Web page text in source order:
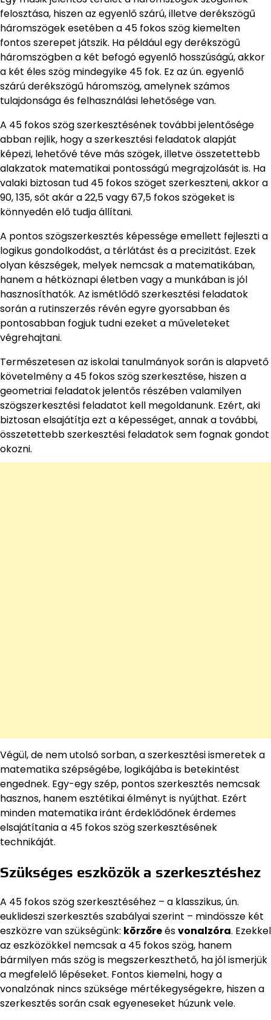
felosztása, hiszen az egyenlő szárú, illetve derékszögű
háromszögek esetében a 45 fokos szög kiemelten
fontos szerepet játszik. Ha például egy derékszögű
háromszögben a két befogó egyenlő hosszúságú, akkor
a két éles szög mindegyike 45 fok. Ez az ún. egyenlő
szárú derékszögű háromszög, amelynek számos
tulajdonsága és felhasználási lehetősége van.
A 45 fokos szög szerkesztésének további jelentősége
abban rejlik, hogy a szerkesztési feladatok alapját
képezi, lehetővé téve más szögek, illetve összetettebb
alakzatok matematikai pontosságú megrajzolását is. Ha
valaki biztosan tud 45 fokos szöget szerkeszteni, akkor a
90, 135, sőt akár a 22,5 vagy 67,5 fokos szögeket is
könnyedén elő tudja állítani.
A pontos szögszerkesztés képessége emellett fejleszti a
logikus gondolkodást, a térlátást és a precizitást. Ezek
olyan készségek, melyek nemcsak a matematikában,
hanem a hétköznapi életben vagy a munkában is jól
hasznosíthatók. Az ismétlődő szerkesztési feladatok
során a rutinszerzés révén egyre gyorsabban és
pontosabban fogjuk tudni ezeket a műveleteket
végrehajtani.
Természetesen az iskolai tanulmányok során is alapvető
követelmény a 45 fokos szög szerkesztése, hiszen a
geometriai feladatok jelentős részében valamilyen
szögszerkesztési feladatot kell megoldanunk. Ezért, aki
biztosan elsajátítja ezt a képességet, annak a további,
összetettebb szerkesztési feladatok sem fognak gondot
okozni.
Végül, de nem utolsó sorban, a szerkesztési ismeretek a
matematika szépségébe, logikájába is betekintést
engednek. Egy-egy szép, pontos szerkesztés nemcsak
hasznos, hanem esztétikai élményt is nyújthat. Ezért
minden matematika iránt érdeklődőnek érdemes
elsajátítania a 45 fokos szög szerkesztésének
technikáját.
Szükséges eszközök a szerkesztéshez
A 45 fokos szög szerkesztéséhez – a klasszikus, ún.
euklideszi szerkesztés szabályai szerint – mindössze két
eszközre van szükségünk: körzőreésvonalzóra. Ezekkel
az eszközökkel nemcsak a 45 fokos szög, hanem
bármilyen más szög is megszerkeszthető, ha jól ismerjük
a megfelelő lépéseket. Fontos kiemelni, hogy a
vonalzónak nincs szüksége mértékegységekre, hiszen a
szerkesztés során csak egyeneseket húzunk vele.